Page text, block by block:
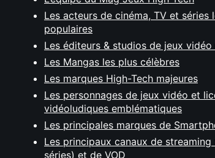
Les acteurs de cinéma, TV et séries
populaires
Les éditeurs & studios de jeux vidéo
Les Mangas les plus célèbres
Les marques High-Tech majeures
Les personnages de jeux vidéo et
vidéoludiques emblématiques
Les principales marques de
Les principaux canaux de
séries) et de VOD